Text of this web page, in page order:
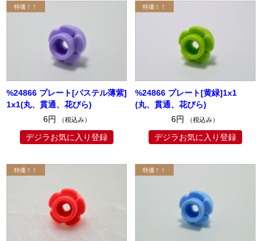
%24866 プレート[パステル薄紫]
1x1(丸、貫通、花びら)
6円
（税込み）
デジラお気に入り登録
%24866 プレート[黄緑]1x1
(丸、貫通、花びら)
6円
（税込み）
デジラお気に入り登録